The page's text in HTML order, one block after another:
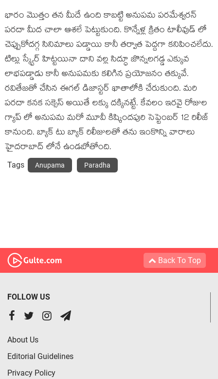
భారం మొత్తం తన మీదే ఉంది కాబట్టి అనుపమ పరమేశ్వరన్
పరదా మీద చాలా ఆశలే పెట్టుకుంది. కొన్నేళ్ల క్రితం టాలీవుడ్ లో
చెప్పుకోదగ్గ సినిమాలు పడ్డాయి కానీ తర్వాత పెద్దగా కనిపించలేదు.
టిల్లు స్క్వేర్ హిట్టయినా దాని వల్ల సిద్ధూ జొన్నలగడ్డ ఎక్కువ
లాభపడ్డాడు కానీ అనుపమకు కలిగిన ప్రయోజనం తక్కువే.
రవితేజతో చేసిన ఈగల్ డిజాస్టర్ ఖాతాలోకి చేరుకుంది. మరి
పరదా కనక సక్సెస్ అయితే లక్కు దక్కినట్టే. కేవలం ఇరవై రోజుల
గ్యాప్ లో అనుపమ మరో మూవీ కిష్కిందపురి సెప్టెంబర్ 12 రిలీజ్
కానుంది. బ్యాక్ టు బ్యాక్ రిలీజులతో తను ఇంకొన్ని వారాలు
హైదరాబాద్ లోనే ఉండబోతోంది.
Tags Anupama Paradha
Back To Top
FOLLOW US
About Us
Editorial Guidelines
Privacy Policy